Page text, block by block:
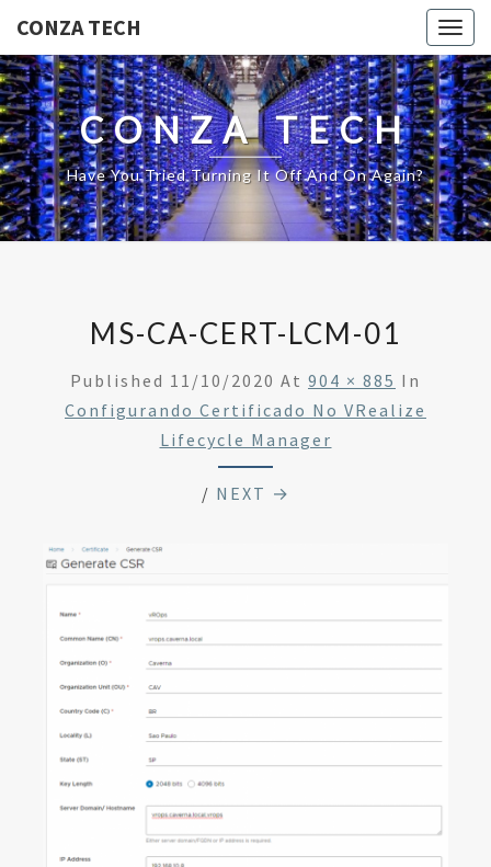
CONZA TECH
CONZA TECH
Have You Tried Turning It Off And On Again?
MS-CA-CERT-LCM-01
Published 11/10/2020 At 904 × 885 In
Configurando Certificado No VRealize
Lifecycle Manager
/ NEXT →